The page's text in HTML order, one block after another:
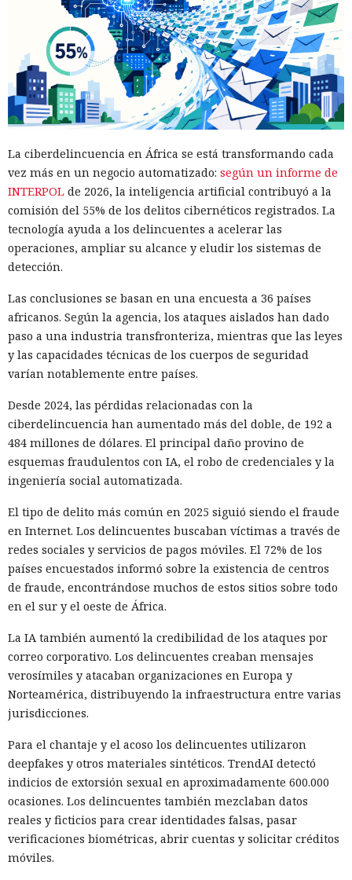
La ciberdelincuencia en África se está transformando cada
vez más en un negocio automatizado: según un informe de
INTERPOL de 2026, la inteligencia artificial contribuyó a la
comisión del 55% de los delitos cibernéticos registrados. La
tecnología ayuda a los delincuentes a acelerar las
operaciones, ampliar su alcance y eludir los sistemas de
detección.
Las conclusiones se basan en una encuesta a 36 países
africanos. Según la agencia, los ataques aislados han dado
paso a una industria transfronteriza, mientras que las leyes
y las capacidades técnicas de los cuerpos de seguridad
varían notablemente entre países.
Desde 2024, las pérdidas relacionadas con la
ciberdelincuencia han aumentado más del doble, de 192 a
484 millones de dólares. El principal daño provino de
esquemas fraudulentos con IA, el robo de credenciales y la
ingeniería social automatizada.
El tipo de delito más común en 2025 siguió siendo el fraude
en Internet. Los delincuentes buscaban víctimas a través de
redes sociales y servicios de pagos móviles. El 72% de los
países encuestados informó sobre la existencia de centros
de fraude, encontrándose muchos de estos sitios sobre todo
en el sur y el oeste de África.
La IA también aumentó la credibilidad de los ataques por
correo corporativo. Los delincuentes creaban mensajes
verosímiles y atacaban organizaciones en Europa y
Norteamérica, distribuyendo la infraestructura entre varias
jurisdicciones.
Para el chantaje y el acoso los delincuentes utilizaron
deepfakes y otros materiales sintéticos. TrendAI detectó
indicios de extorsión sexual en aproximadamente 600.000
ocasiones. Los delincuentes también mezclaban datos
reales y ficticios para crear identidades falsas, pasar
verificaciones biométricas, abrir cuentas y solicitar créditos
móviles.